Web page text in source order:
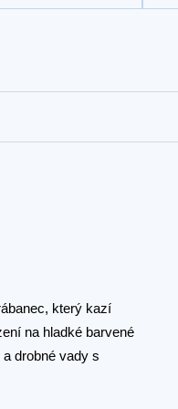
který kazí
na hladké barvené
drobné vady s